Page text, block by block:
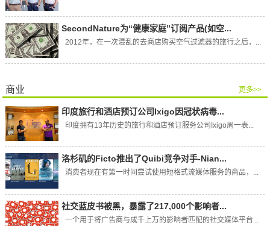
SecondNature为“健康家庭”订阅产品(如空...
2012年，在一次混乱的去商店购买空气过滤器的旅行之后，...
商业 更多>>
印度旅行和酒店预订公司Ixigo因冠状病毒...
印度拥有13年历史的旅行和酒店预订服务公司Ixigo周一表...
洛杉矶的Ficto推出了Quibi竞争对手-Nian...
消费者现在有第一时间尝试使用短格式流媒体服务的商品，...
社交蓝皮书被黑，暴露了217,000个影响者...
一个用于将广告商与成千上万的影响者匹配的社交媒体平台...